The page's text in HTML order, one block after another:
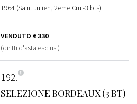
1964 (Saint Julien, 2eme Cru -3 bts)
VENDUTO € 330
(diritti d'asta esclusi)
192
SELEZIONE BORDEAUX (3 BT)